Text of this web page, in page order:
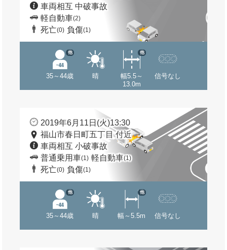
車両相互 中破事故
軽自動車(2)
死亡(0) 負傷(1)
35～44歳
他
晴
幅5.5～
13.0m
他
信号なし
2019年6月11日(火)13:30
福山市春日町五丁目 付近
車両相互 小破事故
普通乗用車(1) 軽自動車(1)
死亡(0) 負傷(1)
35～44歳
他
晴 幅～5.5m
他
信号なし